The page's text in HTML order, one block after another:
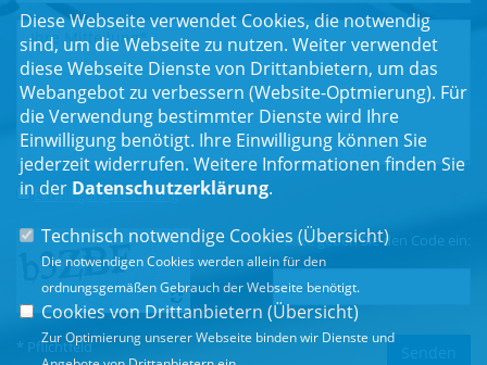
Einwilligungserklärung*
Bitte geben Sie den Code ein:
* Pflichtfeld
Diese Webseite verwendet Cookies, die notwendig
sind, um die Webseite zu nutzen. Weiter verwendet
diese Webseite Dienste von Drittanbietern, um das
Webangebot zu verbessern (Website-Optmierung). Für
die Verwendung bestimmter Dienste wird Ihre
Einwilligung benötigt. Ihre Einwilligung können Sie
jederzeit widerrufen. Weitere Informationen finden Sie
in der Datenschutzerklärung.
Technisch notwendige Cookies (Übersicht)
Die notwendigen Cookies werden allein für den
ordnungsgemäßen Gebrauch der Webseite benötigt.
Cookies von Drittanbietern (Übersicht)
Zur Optimierung unserer Webseite binden wir Dienste und